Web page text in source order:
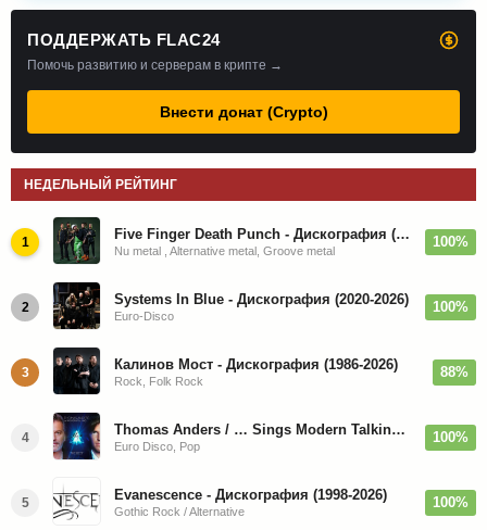
ПОДДЕРЖАТЬ FLAC24
Помочь развитию и серверам в крипте →
Внести донат (Crypto)
НЕДЕЛЬНЫЙ РЕЙТИНГ
1 Five Finger Death Punch - Дискография (2008-2026)
Nu metal , Alternative metal, Groove metal
100%
2 Systems In Blue - Дискография (2020-2026)
Euro-Disco
100%
3 Калинов Мост - Дискография (1986-2026)
Rock, Folk Rock
88%
4 Thomas Anders / … Sings Modern Talking: The Best hi-res
Euro Disco, Pop
100%
5 Evanescence - Дискография (1998-2026)
Gothic Rock / Alternative
100%